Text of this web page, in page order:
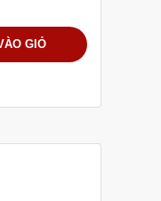
GIỎ